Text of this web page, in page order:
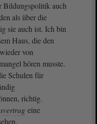
Bildungspolitik auch
als über die
sie auch ist. Ich bin
Haus, die den
von
hören musste.
Schulen für
richtig.
eine